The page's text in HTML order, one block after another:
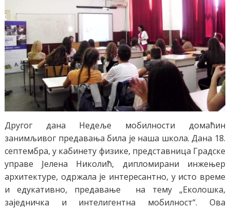
Другог дана Недеље мобилности домаћин
занимљивог предавања била је наша школа. Дана 18.
септембра, у кабинету физике, представница Градске
управе Јелена Николић, дипломирани инжењер
архитектуре, одржала је интересантно, у исто време
и едукативно, предавање на тему „Еколошка,
заједничка и интелигентна мобилност“. Ова